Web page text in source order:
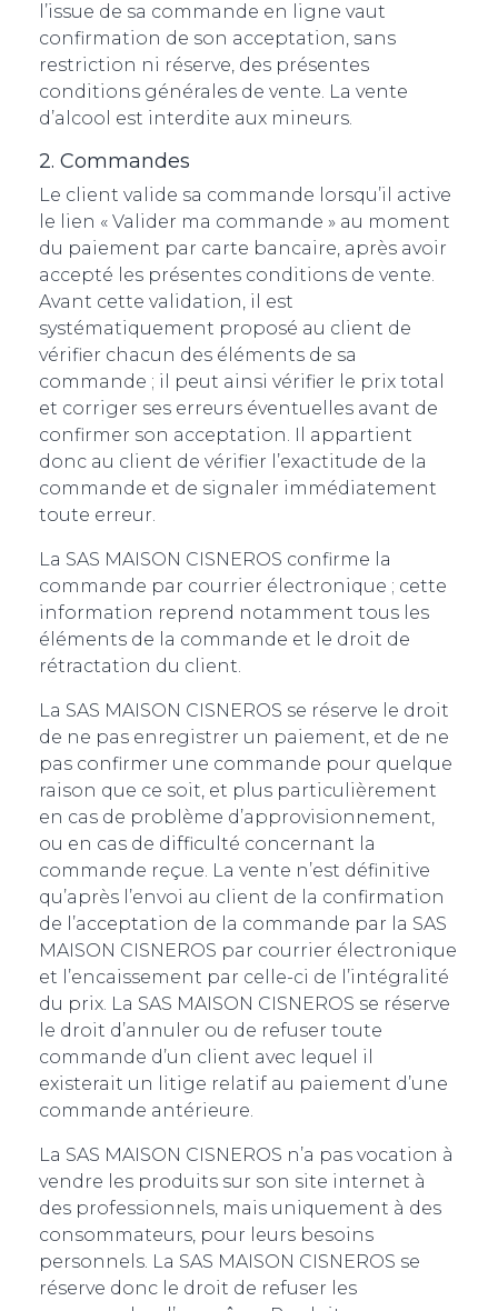
l’issue de sa commande en ligne vaut
confirmation de son acceptation, sans
restriction ni réserve, des présentes
conditions générales de vente. La vente
d’alcool est interdite aux mineurs.
2. Commandes
Le client valide sa commande lorsqu’il active
le lien « Valider ma commande » au moment
du paiement par carte bancaire, après avoir
accepté les présentes conditions de vente.
Avant cette validation, il est
systématiquement proposé au client de
vérifier chacun des éléments de sa
commande ; il peut ainsi vérifier le prix total
et corriger ses erreurs éventuelles avant de
confirmer son acceptation. Il appartient
donc au client de vérifier l’exactitude de la
commande et de signaler immédiatement
toute erreur.
La SAS MAISON CISNEROS confirme la
commande par courrier électronique ; cette
information reprend notamment tous les
éléments de la commande et le droit de
rétractation du client.
La SAS MAISON CISNEROS se réserve le droit
de ne pas enregistrer un paiement, et de ne
pas confirmer une commande pour quelque
raison que ce soit, et plus particulièrement
en cas de problème d’approvisionnement,
ou en cas de difficulté concernant la
commande reçue. La vente n’est définitive
qu’après l’envoi au client de la confirmation
de l’acceptation de la commande par la SAS
MAISON CISNEROS par courrier électronique
et l’encaissement par celle-ci de l’intégralité
du prix. La SAS MAISON CISNEROS se réserve
le droit d’annuler ou de refuser toute
commande d’un client avec lequel il
existerait un litige relatif au paiement d’une
commande antérieure.
La SAS MAISON CISNEROS n’a pas vocation à
vendre les produits sur son site internet à
des professionnels, mais uniquement à des
consommateurs, pour leurs besoins
personnels. La SAS MAISON CISNEROS se
réserve donc le droit de refuser les